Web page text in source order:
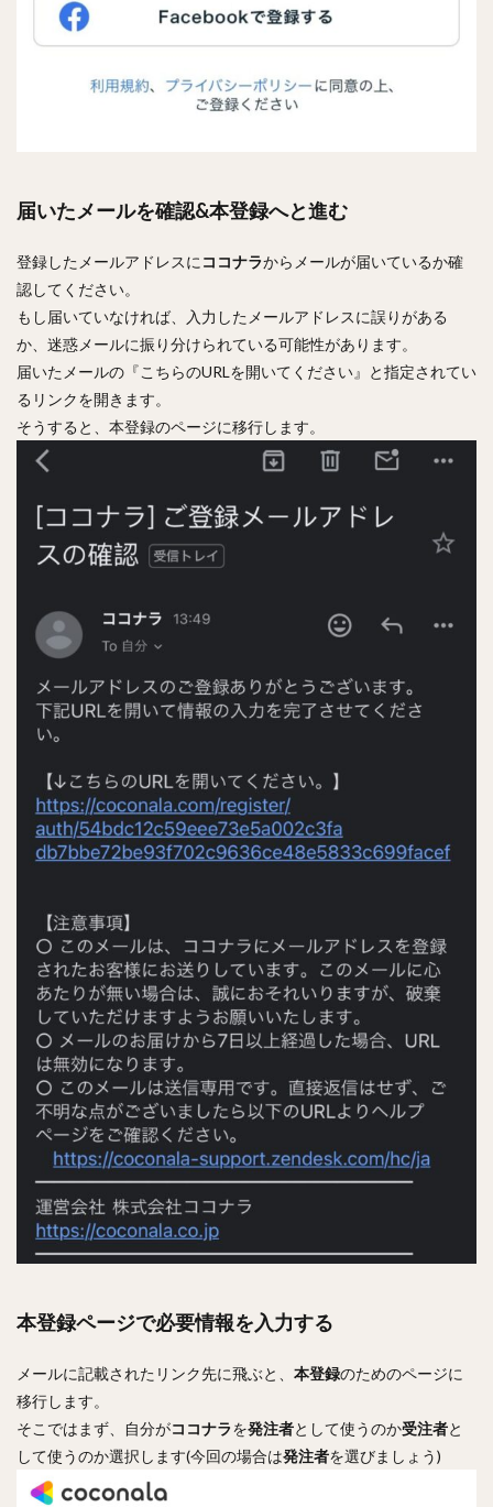
届いたメールを確認&本登録へと進む
登録したメールアドレスに ココナラからメールが届いているか確
認してください。
もし届いていなければ、入力したメールアドレスに誤りがある
か、迷惑メールに振り分けられている可能性があります。
届いたメールの『こちらのURLを開いてください』と指定されてい
るリンクを開きます。
そうすると、本登録のページに移行します。
本登録ページで必要情報を入力する
メールに記載されたリンク先に飛ぶと、 本登録のためのページに
移行します。
そこではまず、自分がココナラを発注者として使うのか受注者と
して使うのか選択します(今回の場合は発注者を選びましょう)